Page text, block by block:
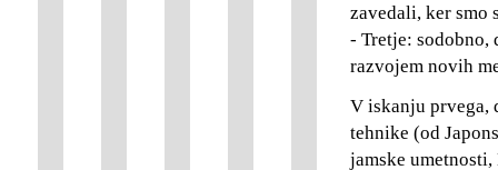
zavedali, ker smo
- Tretje: sodobno,
razvojem novih
V iskanju prvega,
tehnike (od
jamske